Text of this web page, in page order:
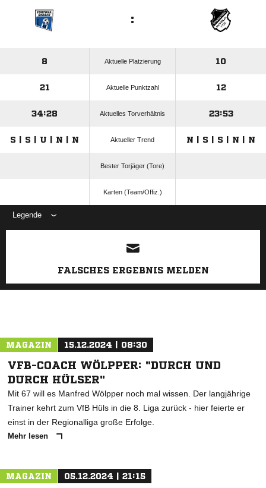
:
8 Aktuelle Platzierung 10
21 Aktuelle Punktzahl 12
34:28 Aktuelles Torverhältnis 23:53
S | S | U | N | N Aktueller Trend N | S | S | N | N
Bester Torjäger (Tore)
Karten (Team/Offiz.)
Legende
ANZEIGE
FALSCHES ERGEBNIS MELDEN
MAGAZIN 15.12.2024 | 08:30
VFB-COACH WÖLPPER: "DURCH UND
DURCH HÜLSER"
Mit 67 will es Manfred Wölpper noch mal wissen. Der langjährige
Trainer kehrt zum VfB Hüls in die 8. Liga zurück - hier feierte er
einst in der Regionalliga große Erfolge.
Mehr lesen
MAGAZIN 05.12.2024 | 21:15